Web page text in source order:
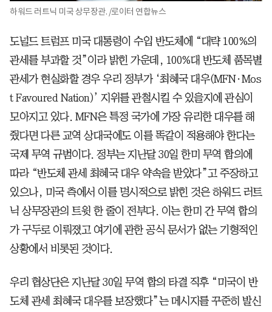
하워드 러트닉 미국 상무장관. /로이터 연합뉴스
도널드 트럼프 미국 대통령이 수입 반도체에 “대략 100%의
관세를 부과할 것”이라 밝힌 가운데, 100%대 반도체 품목별
관세가 현실화할 경우 우리 정부가 ‘최혜국 대우(MFN·Mos
t Favoured Nation)’ 지위를 관철시킬 수 있을지에 관심이
모아지고 있다. MFN은 특정 국가에 가장 유리한 대우를 해
줬다면 다른 교역 상대국에도 이를 똑같이 적용해야 한다는
국제 무역 규범이다. 정부는 지난달 30일 한미 무역 합의에
따라 “반도체 관세 최혜국 대우 약속을 받았다”고 주장하고
있으나, 미국 측에서 이를 명시적으로 밝힌 것은 하워드 러트
닉 상무장관의 트윗 한 줄이 전부다. 이는 한미 간 무역 합의
가 구두로 이뤄졌고 여기에 관한 공식 문서가 없는 기형적인
상황에서 비롯된 것이다.
우리 협상단은 지난달 30일 무역 합의 타결 직후 “미국이 반
도체 관세 최혜국 대우를 보장했다”는 메시지를 꾸준히 발신